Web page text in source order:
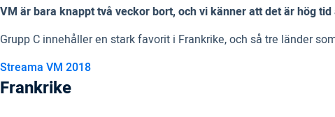
VM är bara knappt två veckor bort, och vi känner att det är hög
Grupp C innehåller en stark favorit i Frankrike, och så tre länder
Streama VM 2018
Frankrike